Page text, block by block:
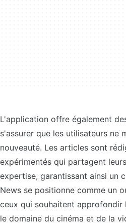
L'application offre également
s'assurer que les utilisateurs ne
nouveauté. Les articles sont
expérimentés qui partagent
expertise, garantissant ainsi un
News se positionne comme un
ceux qui souhaitent approfondir
le domaine du cinéma et de la